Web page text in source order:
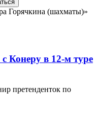
Горячкина (шахматы)»
Конеру в 12-м туре
претенденток по